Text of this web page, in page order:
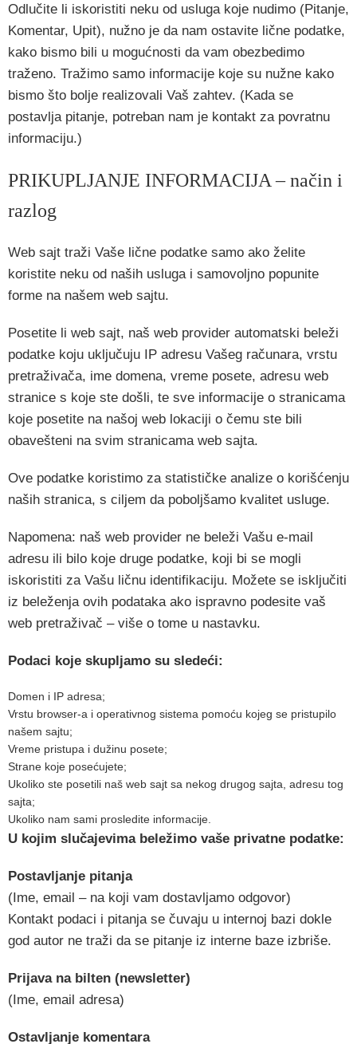
Odlučite li iskoristiti neku od usluga koje nudimo (Pitanje,
Komentar, Upit), nužno je da nam ostavite lične podatke,
kako bismo bili u mogućnosti da vam obezbedimo
traženo. Tražimo samo informacije koje su nužne kako
bismo što bolje realizovali Vaš zahtev. (Kada se
postavlja pitanje, potreban nam je kontakt za povratnu
informaciju.)
PRIKUPLJANJE INFORMACIJA – način i
razlog
Web sajt traži Vaše lične podatke samo ako želite
koristite neku od naših usluga i samovoljno popunite
forme na našem web sajtu.
Posetite li web sajt, naš web provider automatski beleži
podatke koju uključuju IP adresu Vašeg računara, vrstu
pretraživača, ime domena, vreme posete, adresu web
stranice s koje ste došli, te sve informacije o stranicama
koje posetite na našoj web lokaciji o čemu ste bili
obavešteni na svim stranicama web sajta.
Ove podatke koristimo za statističke analize o korišćenju
naših stranica, s ciljem da poboljšamo kvalitet usluge.
Napomena: naš web provider ne beleži Vašu e-mail
adresu ili bilo koje druge podatke, koji bi se mogli
iskoristiti za Vašu ličnu identifikaciju. Možete se isključiti
iz beleženja ovih podataka ako ispravno podesite vaš
web pretraživač – više o tome u nastavku.
Podaci koje skupljamo su sledeći:
Domen i IP adresa;
Vrstu browser-a i operativnog sistema pomoću kojeg se pristupilo
našem sajtu;
Vreme pristupa i dužinu posete;
Strane koje posećujete;
Ukoliko ste posetili naš web sajt sa nekog drugog sajta, adresu tog
sajta;
Ukoliko nam sami prosledite informacije.
U kojim slučajevima beležimo vaše privatne podatke:
Postavljanje pitanja
(Ime, email – na koji vam dostavljamo odgovor)
Kontakt podaci i pitanja se čuvaju u internoj bazi dokle
god autor ne traži da se pitanje iz interne baze izbriše.
Prijava na bilten (newsletter)
(Ime, email adresa)
Ostavljanje komentara